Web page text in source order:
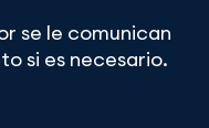
se le comunican
si es necesario.